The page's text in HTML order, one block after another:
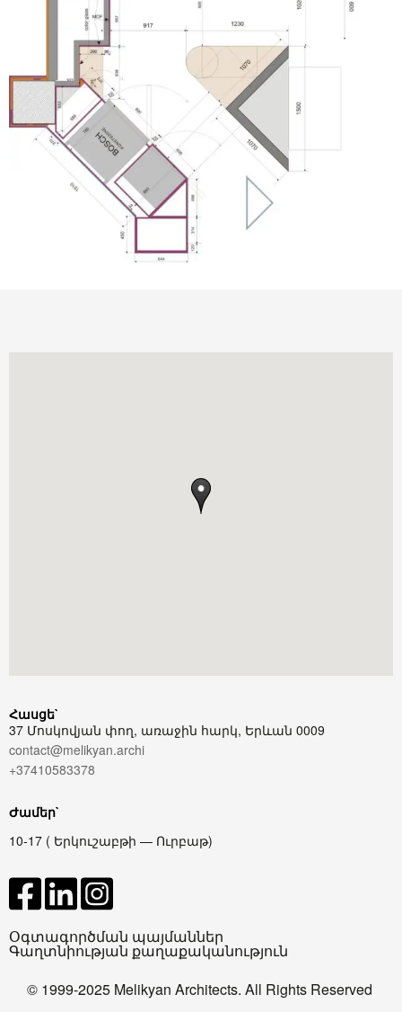
Հասցե`
37 Մոսկովյան փող, առաջին հարկ, Երևան 0009
contact@melikyan.archi
+37410583378
Ժամեր`
10-17 ( Երկուշաբթի — Ուրբաթ)
Օգտագործման պայմաններ
Գաղտնիության քաղաքականություն
© 1999-2025 Melikyan Architects. All Rights Reserved